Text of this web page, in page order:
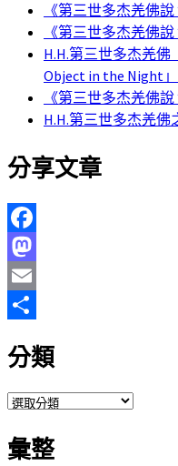
《第三世多杰羌佛
《第三世多杰羌佛
H.H.第三世多杰羌
Object in the Night」
《第三世多杰羌佛
H.H.第三世多杰羌佛
分享文章
Facebook
Mastodon
Email
享
分類
分
彙整